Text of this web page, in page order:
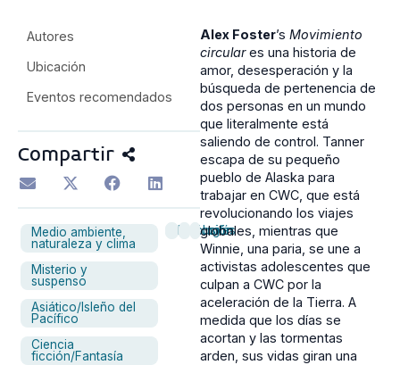
Autores
Ubicación
Eventos recomendados
Compartir
Medio ambiente,
naturaleza y clima
Misterio y
suspenso
Asiático/Isleño del
Pacífico
Ciencia
ficción/Fantasía
Discusión
Ficción
Inglés
Alex Foster’s Movimiento
circulares una historia de
amor, desesperación y la
búsqueda de pertenencia de
dos personas en un mundo
que literalmente está
saliendo de control. Tanner
escapa de su pequeño
pueblo de Alaska para
trabajar en CWC, que está
revolucionando los viajes
globales, mientras que
Winnie, una paria, se une a
activistas adolescentes que
culpan a CWC por la
aceleración de la Tierra. A
medida que los días se
acortan y las tormentas
arden, sus vidas giran una